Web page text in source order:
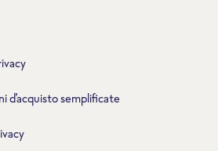
d’acquisto semplificate